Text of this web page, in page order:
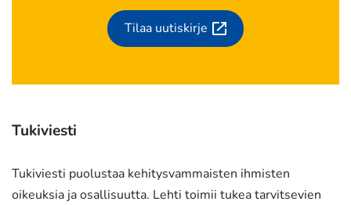
Tilaa uutiskirje
(siirryt
Tukiviesti
Tukiviesti puolustaa kehitysvammaisten ihmisten
oikeuksia ja osallisuutta. Lehti toimii tukea tarvitsevien